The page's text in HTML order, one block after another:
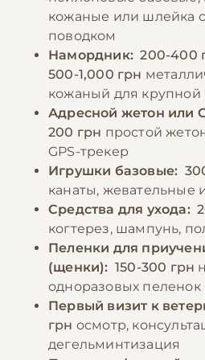
🎁 По промокоду E-PET
кожаные или шлейка
поводком
Намордник: 200-400
500-1,000 грн
кожаный для крупной
Адресной жетон или
200 грн простой
GPS-трекер
Игрушки базовые:
канаты, жевательные
Средства для ухода:
когтерез, шампунь,
Пеленки для
(щенки): 150-300 грн
одноразовых пеленок
Первый визит к
грн осмотр,
дегельминтизация